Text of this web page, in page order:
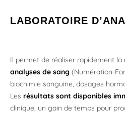
LABORATOIRE
Il permet de réaliser rapidement la
analyses de sang (Numération-
biochimie sanguine, dosages
Les résultats sont disponibles
clinique, un gain de temps pour